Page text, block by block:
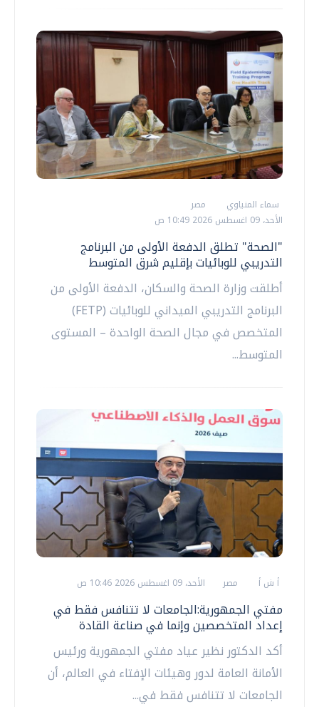
سماء المنياوي
مصر
الأحد، 09 اغسطس 2026 10:49 ص
"الصحة" تطلق الدفعة الأولى من البرنامج
التدريبي للوبائيات بإقليم شرق المتوسط
أطلقت وزارة الصحة والسكان، الدفعة الأولى من
البرنامج التدريبي الميداني للوبائيات (FETP)
المتخصص في مجال الصحة الواحدة – المستوى
المتوسط...
أ ش أ مصر الأحد، 09 اغسطس 2026 10:46 ص
مفتي الجمهورية:الجامعات لا تتنافس فقط في
إعداد المتخصصين وإنما في صناعة القادة
أكد الدكتور نظير عياد مفتي الجمهورية ورئيس
الأمانة العامة لدور وهيئات الإفتاء في العالم، أن
الجامعات لا تتنافس فقط في...